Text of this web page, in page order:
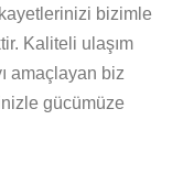
bizimle
Kaliteli ulaşım
amaçlayan biz
gücümüze